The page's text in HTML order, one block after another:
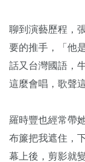
聊到演藝歷程，
要的推手，「他
話又台灣國語，
這麼會唱，歌聲
羅時豐也經常帶
布簾把我遮住，
幕上後，剪影就